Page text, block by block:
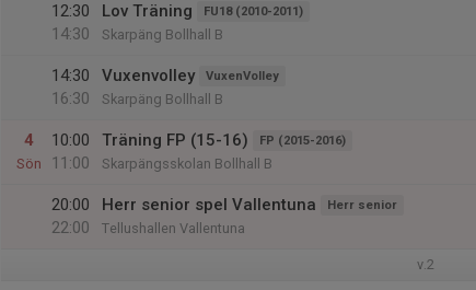
12:30
14:30
Lov Träning FU18 (2010-2011)
Skarpäng Bollhall B
14:30
16:30
Vuxenvolley VuxenVolley
Skarpäng Bollhall B
4
Sön
10:00
11:00
Träning FP (15-16) FP (2015-2016)
Skarpängsskolan Bollhall B
20:00
22:00
Herr senior spel Vallentuna Herr senior
Tellushallen Vallentuna
v.2